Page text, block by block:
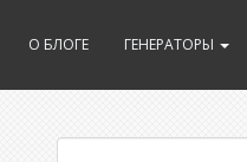
О БЛОГЕ ГЕНЕРАТОРЫ